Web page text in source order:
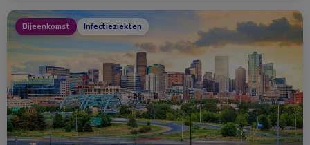
Bijeenkomst Infectieziekten